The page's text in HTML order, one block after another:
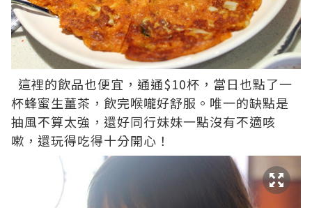
這裡的飲品也便宜，通通$10杯，當日也點了一
杯蜂蜜生薑茶，飲完喉嚨好舒服。唯一的缺點是
抽風不算太強，還好同行妹妹一點沒有不適咳
嗽，還玩得吃得十分開心！